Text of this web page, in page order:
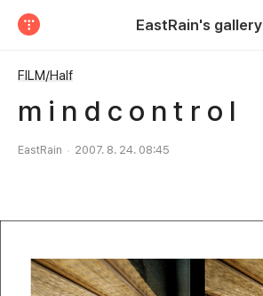
EastRain's gallery
FILM/Half
m i n d c o n t r o l
EastRain 2007. 8. 24. 08:45